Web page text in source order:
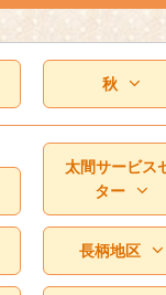
秋
太間サービス
ター
長柄地区